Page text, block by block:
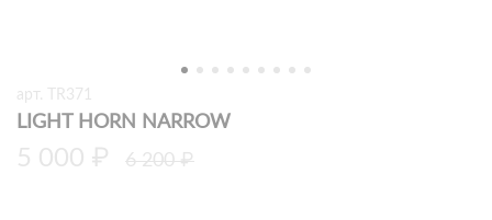
арт. TR371
LIGHT HORN NARROW
5 000 ₽ 6 200 ₽